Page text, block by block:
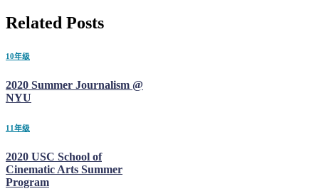
Related Posts
10年级
2020 Summer Journalism @
NYU
11年级
2020 USC School of
Cinematic Arts Summer
Program